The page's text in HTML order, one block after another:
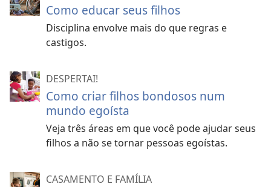
Como educar seus filhos
Disciplina envolve mais do que regras e
castigos.
DESPERTAI!
Como criar filhos bondosos num
mundo egoísta
Veja três áreas em que você pode ajudar seus
filhos a não se tornar pessoas egoístas.
CASAMENTO E FAMÍLIA